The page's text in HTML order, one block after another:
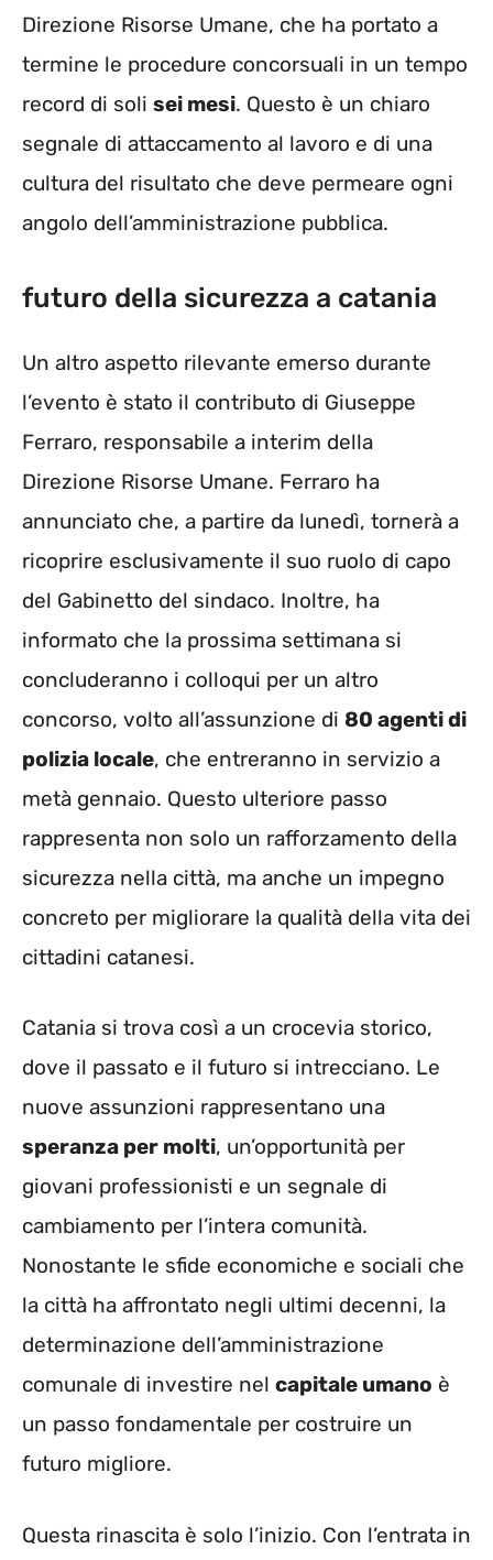
Direzione Risorse Umane, che ha portato a
termine le procedure concorsuali in un tempo
record di soli sei mesi. Questo è un chiaro
segnale di attaccamento al lavoro e di una
cultura del risultato che deve permeare ogni
angolo dell’amministrazione pubblica.
futuro della sicurezza a catania
Un altro aspetto rilevante emerso durante
l’evento è stato il contributo di Giuseppe
Ferraro, responsabile a interim della
Direzione Risorse Umane. Ferraro ha
annunciato che, a partire da lunedì, tornerà a
ricoprire esclusivamente il suo ruolo di capo
del Gabinetto del sindaco. Inoltre, ha
informato che la prossima settimana si
concluderanno i colloqui per un altro
concorso, volto all’assunzione di 80 agenti di
polizia locale, che entreranno in servizio a
metà gennaio. Questo ulteriore passo
rappresenta non solo un rafforzamento della
sicurezza nella città, ma anche un impegno
concreto per migliorare la qualità della vita dei
cittadini catanesi.
Catania si trova così a un crocevia storico,
dove il passato e il futuro si intrecciano. Le
nuove assunzioni rappresentano una
speranza per molti, un’opportunità per
giovani professionisti e un segnale di
cambiamento per l’intera comunità.
Nonostante le sfide economiche e sociali che
la città ha affrontato negli ultimi decenni, la
determinazione dell’amministrazione
comunale di investire nel capitale umano è
un passo fondamentale per costruire un
futuro migliore.
Questa rinascita è solo l’inizio. Con l’entrata in